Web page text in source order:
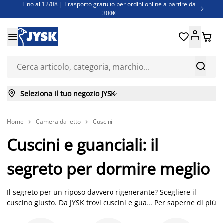
Fino al 12/08 | Trasporto gratuito per ordini online a partire da
300€

Super offerte d'estate | Oltre 1.500 articoli fino al 70%
Finanziamenti - Scegli il piano di rimborso più adatto a te


 
 Seleziona il tuo negozio JYSK
Home  Camera da letto  Cuscini
Cuscini e guanciali: il
segreto per dormire meglio
Il segreto per un riposo davvero rigenerante? Scegliere il
cuscino giusto. Da JYSK trovi cuscini e guanciali pensati per
... Per saperne di più